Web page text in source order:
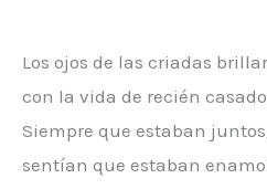
Los ojos de las criadas
con la vida de recién
Siempre que estaban
sentían que estaban